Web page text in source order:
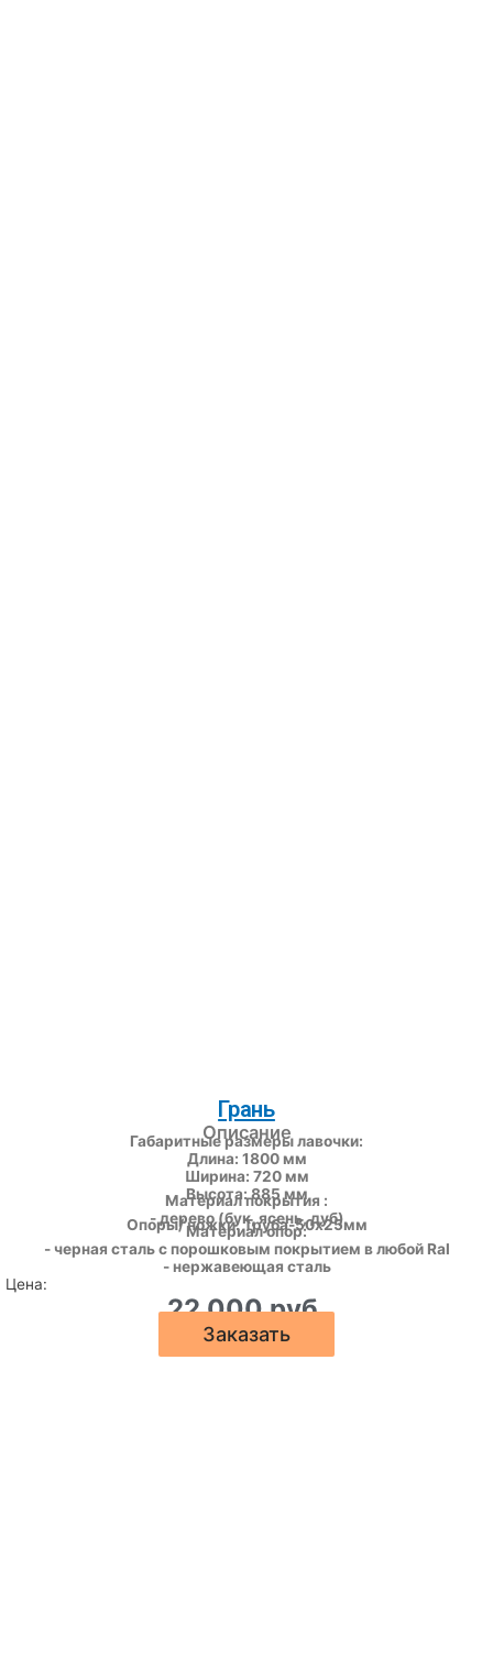
Грань
Описание
Габаритные размеры лавочки:
Длина: 1800 мм
Ширина: 720 мм
Высота: 885 мм
Материал покрытия :
- дерево (бук, ясень, дуб)
Опоры/ ножки: Труба-50х25мм
Материал опор:
- черная сталь с порошковым покрытием в любой Ral
- нержавеющая сталь
Цена:
22 000 руб.
Заказать